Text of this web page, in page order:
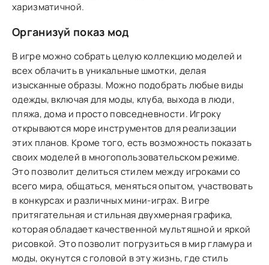
харизматичной.
Организуй показ мод
В игре можно собрать целую коллекцию моделей и
всех облачить в уникальные шмотки, делая
изысканные образы. Можно подобрать любые виды
одежды, включая для моды, клуба, выхода в люди,
пляжа, дома и просто повседневности. Игроку
открываются море инструментов для реализации
этих планов. Кроме того, есть возможность показать
своих моделей в многопользовательском режиме.
Это позволит делиться стилем между игроками со
всего мира, общаться, меняться опытом, участвовать
в конкурсах и различных мини-играх. В игре
притягательная и стильная двухмерная графика,
которая обладает качественной мультяшной и яркой
рисовкой. Это позволит погрузиться в мир гламура и
моды, окунутся с головой в эту жизнь, где стиль